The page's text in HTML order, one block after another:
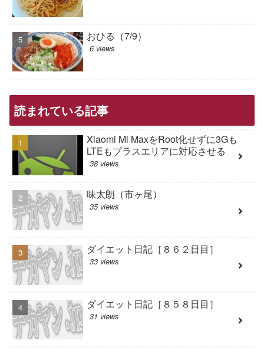
おひる（7/9）
6 views
読まれている記事
Xiaomi Mi MaxをRoot化せずに3Gも
LTEもプラスエリアに対応させる
38 views
味太朗（市ヶ尾）
35 views
ダイエット日記［８６２日目］
33 views
ダイエット日記［８５８日目］
31 views